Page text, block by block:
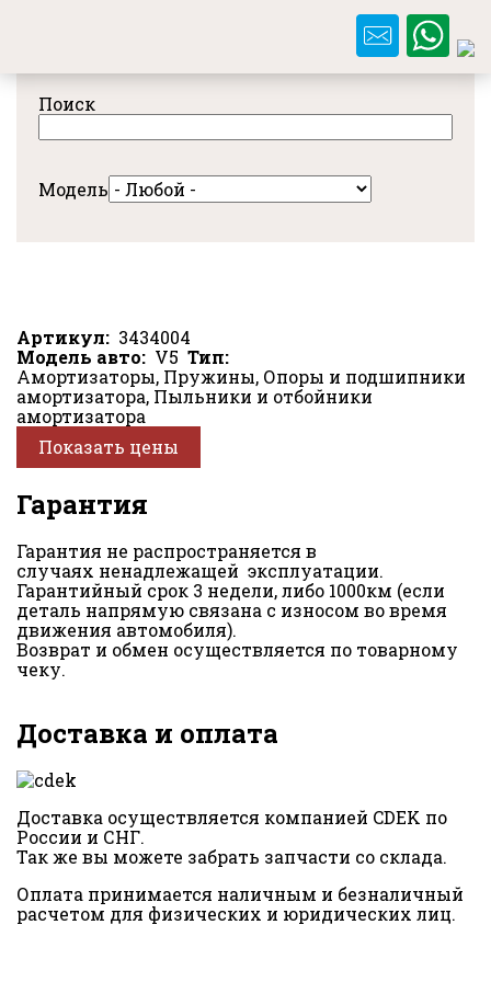
содержанию
Поиск
Модель
Артикул
3434004
Модель авто
V5 Тип
Амортизаторы, Пружины, Опоры и подшипники
амортизатора, Пыльники и отбойники
амортизатора
Показать цены
Гарантия
Гарантия не распространяется в
случаях ненадлежащей эксплуатации.
Гарантийный срок 3 недели, либо 1000км (если
деталь напрямую связана с износом во время
движения автомобиля).
Возврат и обмен осуществляется по товарному
чеку.
Доставка и оплата
Доставка осуществляется компанией CDEK по
России и СНГ.
Так же вы можете забрать запчасти со склада.
Оплата принимается наличным и безналичный
расчетом для физических и юридических лиц.